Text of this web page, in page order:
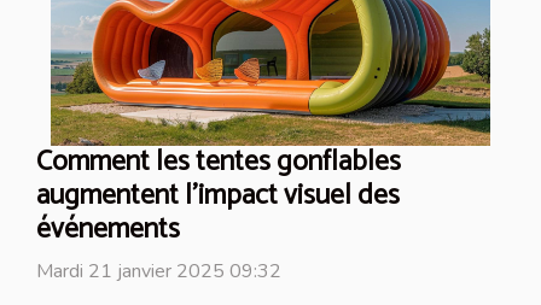
Comment les tentes gonflables
augmentent l'impact visuel des
événements
Mardi 21 janvier 2025 09:32